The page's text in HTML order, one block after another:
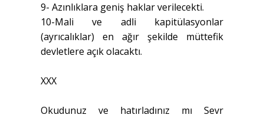
9- Azınlıklara geniş haklar verilecekti.
10-Mali ve adli kapitülasyonlar
(ayrıcalıklar) en ağır şekilde müttefik
devletlere açık olacaktı.
XXX
Okudunuz ve hatırladınız mı Sevr